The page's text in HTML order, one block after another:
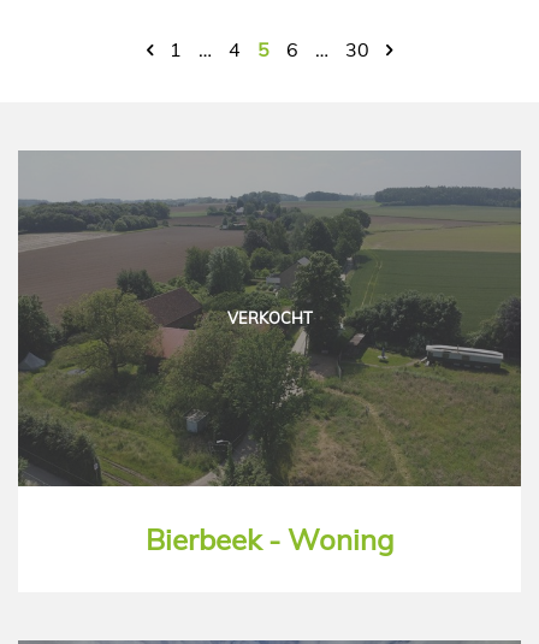
1 … 4 5 6 … 30
VERKOCHT
Bierbeek - Woning